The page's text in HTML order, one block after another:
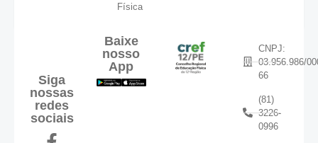
Física
Siga
nossas
redes
sociais
Baixe
nosso
App
CNPJ:
03.956.986/
66
(81)
3226-
0996